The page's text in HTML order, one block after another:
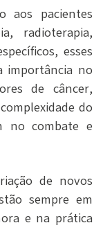
aos pacientes
radioterapia,
esses
importância no
de câncer,
do
no combate e
de novos
sempre em
e na prática